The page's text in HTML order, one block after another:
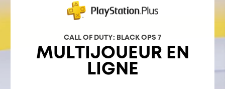
CALL OF DUTY: BLACK OPS 7
MULTIJOUEUR EN
LIGNE